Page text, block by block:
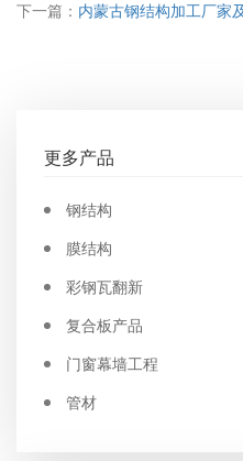
下一篇： 内蒙古钢结构加工厂家
更多产品
钢结构
膜结构
彩钢瓦翻新
复合板产品
门窗幕墙工程
管材